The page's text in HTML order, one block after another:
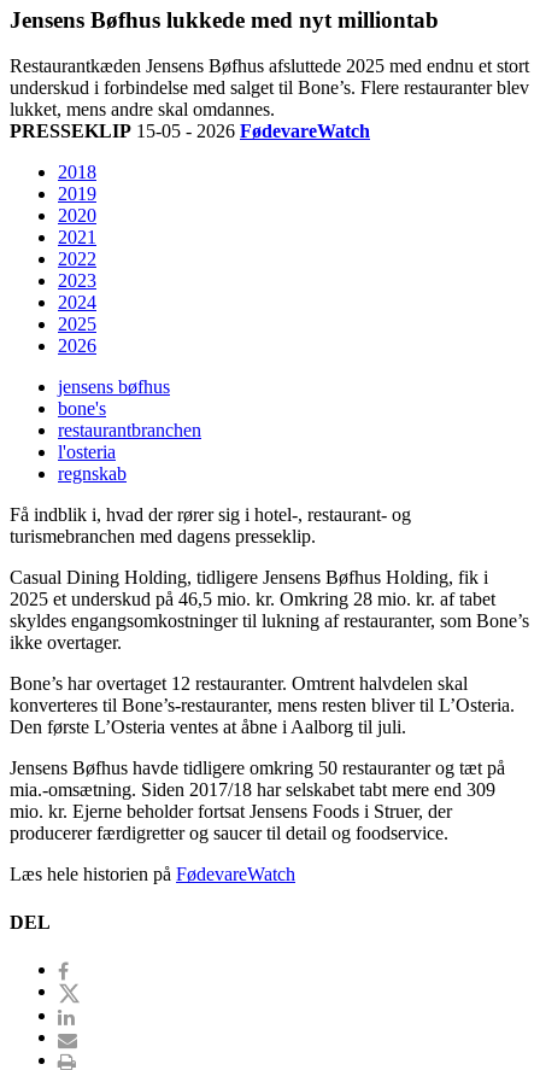
Jensens Bøfhus lukkede med nyt milliontab
Restaurantkæden Jensens Bøfhus afsluttede 2025 med endnu et stort
underskud i forbindelse med salget til Bone’s. Flere restauranter blev
lukket, mens andre skal omdannes.
PRESSEKLIP 15-05 - 2026 FødevareWatch
2018
2019
2020
2021
2022
2023
2024
2025
2026
jensens bøfhus
bone's
restaurantbranchen
l'osteria
regnskab
Få indblik i, hvad der rører sig i hotel-, restaurant- og
turismebranchen med dagens presseklip.
Casual Dining Holding, tidligere Jensens Bøfhus Holding, fik i
2025 et underskud på 46,5 mio. kr. Omkring 28 mio. kr. af tabet
skyldes engangsomkostninger til lukning af restauranter, som Bone’s
ikke overtager.
Bone’s har overtaget 12 restauranter. Omtrent halvdelen skal
konverteres til Bone’s-restauranter, mens resten bliver til L’Osteria.
Den første L’Osteria ventes at åbne i Aalborg til juli.
Jensens Bøfhus havde tidligere omkring 50 restauranter og tæt på
mia.-omsætning. Siden 2017/18 har selskabet tabt mere end 309
mio. kr. Ejerne beholder fortsat Jensens Foods i Struer, der
producerer færdigretter og saucer til detail og foodservice.
Læs hele historien på FødevareWatch
DEL